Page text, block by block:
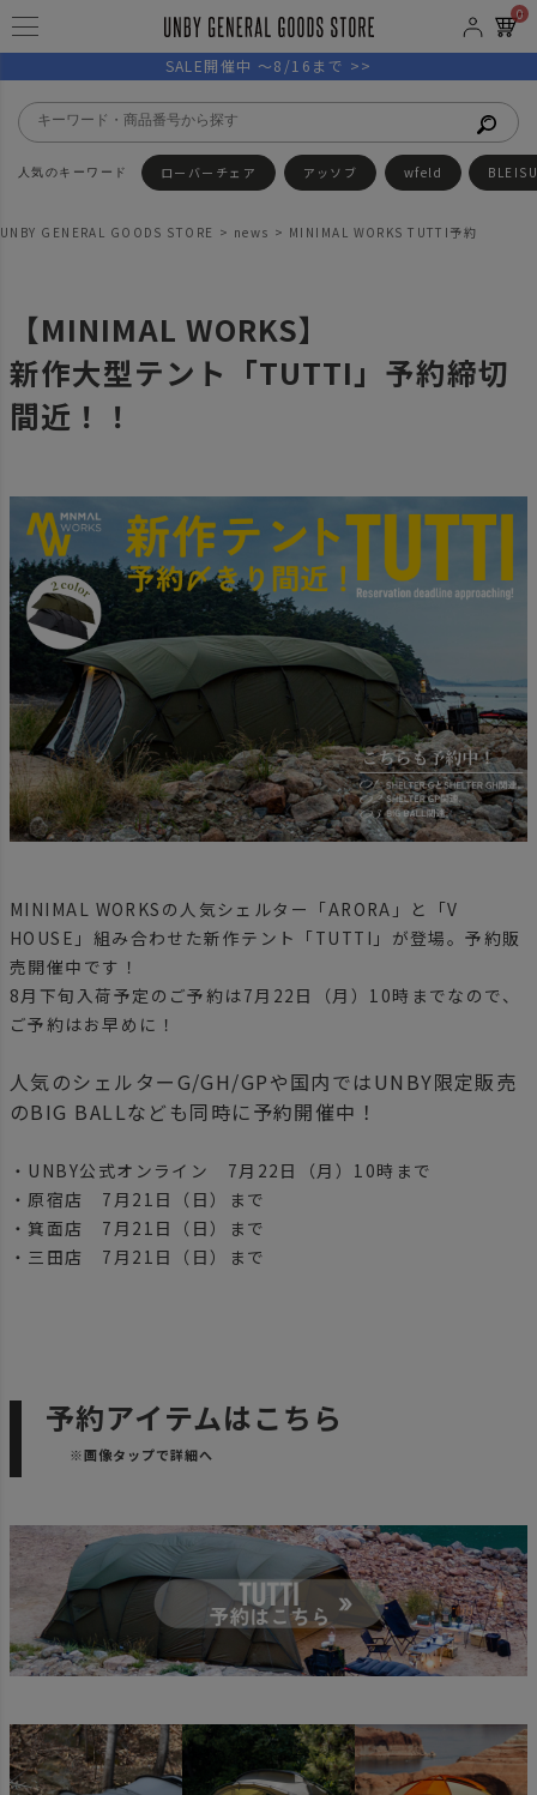
0
SALE開催中 ～8/16まで >>
ローバーチェア アッソブ wfeld
UNBY GENERAL GOODS STORE news MINIMAL WORKS TUTTI予約
【MINIMAL WORKS】
新作大型テント「TUTTI」予約締切
間近！！
MINIMAL WORKSの人気シェルター「ARORA」と「V
HOUSE」組み合わせた新作テント「TUTTI」が登場。予約販
売開催中です！
8月下旬入荷予定のご予約は7月22日（月）10時までなので、
ご予約はお早めに！
人気のシェルターG/GH/GPや国内ではUNBY限定販売
のBIG BALLなども同時に予約開催中！
・UNBY公式オンライン 7月22日（月）10時まで
・原宿店 7月21日（日）まで
・箕面店 7月21日（日）まで
・三田店 7月21日（日）まで
予約アイテムはこちら
※画像タップで詳細へ